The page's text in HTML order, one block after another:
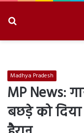
Madhya Pradesh
MP News:
बछड़े को